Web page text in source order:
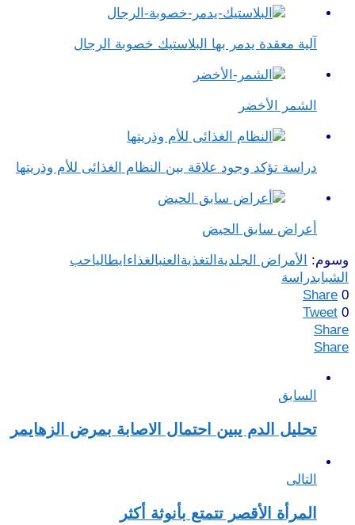
آلية معقدة يدمر بها البلاستيك خصوبة الرجال
الشمر الأخضر
دراسة تؤكد وجود علاقة بين النظام الغذائى للأم وذريتها
أعراض سابق الحيض
وسوم: الأمراض الجلدية التغذية العنبالغذاء ايطالياحب
الشبابدراسة
Share 0
Tweet 0
Share
Share
السابق
تحليل الدم يبين احتمال الاصابة بمرض الزهايمر
التالى
المرأة الأقصر تتمتع بأنوثة أكثر